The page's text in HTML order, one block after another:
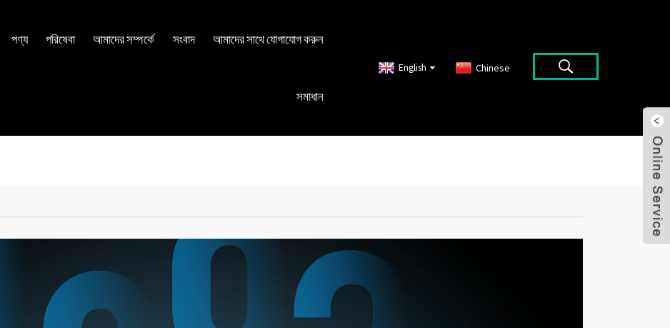
পণ্য পরিষেবা আমাদের সম্পর্কে সংবাদ আমাদের সাথে যোগাযোগ করুন
সমাধান
English Chinese